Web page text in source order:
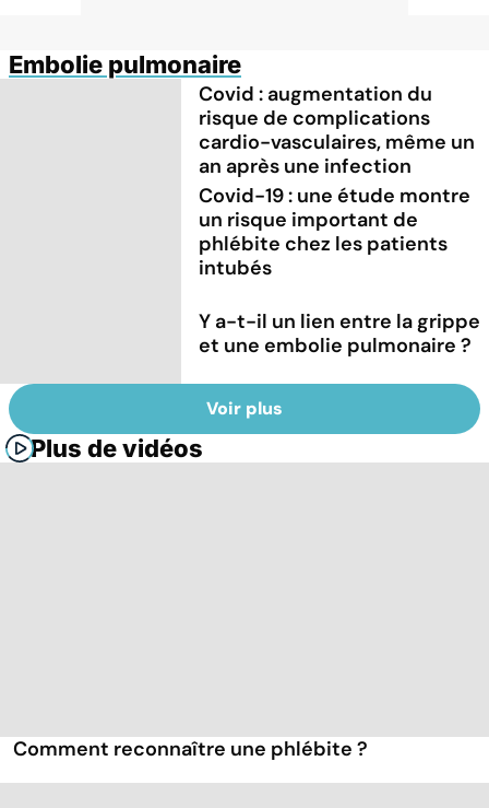
Embolie pulmonaire
Covid : augmentation du
risque de complications
cardio-vasculaires, même un
an après une infection
Covid-19 : une étude montre
un risque important de
phlébite chez les patients
intubés
Y a-t-il un lien entre la grippe
et une embolie pulmonaire ?
Voir plus
Plus de vidéos
Comment reconnaître une phlébite ?